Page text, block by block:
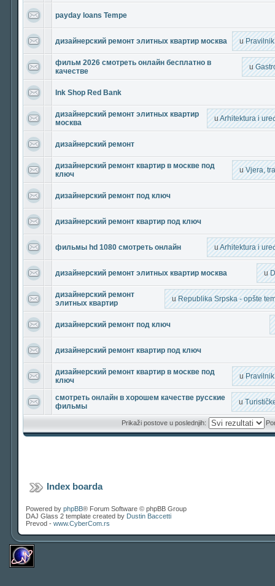
payday loans Tempe
дизайнерский ремонт элитных квартир москва u
фильм 2026 смотреть онлайн бесплатно в
качестве
u
Ink Shop Red Bank
дизайнерский ремонт элитных квартир
москва
uArhitektura i
дизайнерский ремонт
дизайнерский ремонт квартир в москве под
ключ
uVjera,
дизайнерский ремонт под ключ
дизайнерский ремонт квартир под ключ
фильмы hd 1080 смотреть онлайн uArhitektura i
дизайнерский ремонт элитных квартир москва u
дизайнерский ремонт
элитных квартир
uRepublika Srpska - opšte
дизайнерский ремонт под ключ
дизайнерский ремонт квартир под ключ
дизайнерский ремонт квартир в москве под
ключ
u
смотреть онлайн в хорошем качестве русские
фильмы
u
Prikaži postove u poslednjih:
Index boarda
Powered by phpBB® Forum Software © phpBB Group
DAJ Glass 2 template created by Dustin Baccetti
Prevod - www.CyberCom.rs